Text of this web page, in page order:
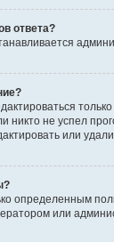
ответа?
никто не успел
или
определенным
или